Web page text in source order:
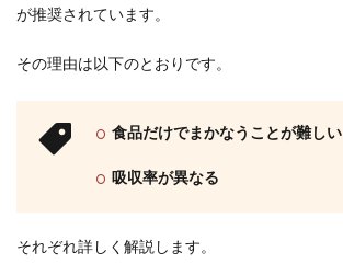
が推奨されています。
その理由は以下のとおりです。
食品だけでまかなうことが難しい
吸収率が異なる
それぞれ詳しく解説します。